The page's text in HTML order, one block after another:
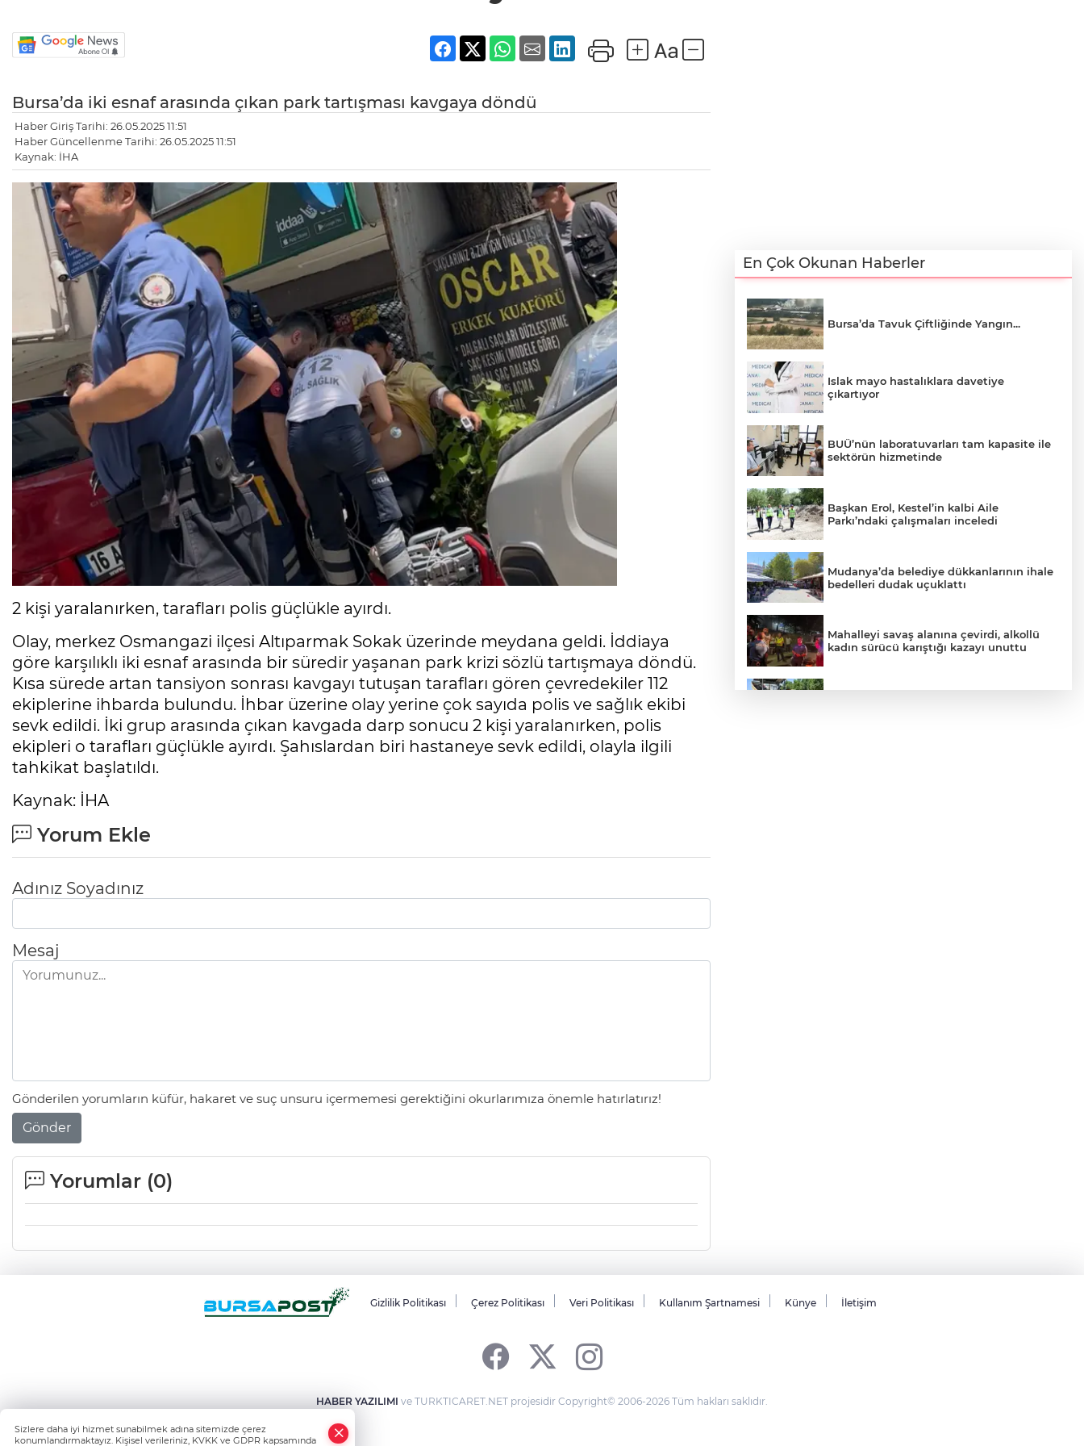
Bursa’da iki esnaf arasında çıkan park tartışması kavgaya döndü
Haber Giriş Tarihi: 26.05.2025 11:51
Haber Güncellenme Tarihi: 26.05.2025 11:51
Kaynak: İHA
2 kişi yaralanırken, tarafları polis güçlükle ayırdı.
Olay, merkez Osmangazi ilçesi Altıparmak Sokak üzerinde meydana geldi. İddiaya
göre karşılıklı iki esnaf arasında bir süredir yaşanan park krizi sözlü tartışmaya döndü.
Kısa sürede artan tansiyon sonrası kavgayı tutuşan tarafları gören çevredekiler 112
ekiplerine ihbarda bulundu. İhbar üzerine olay yerine çok sayıda polis ve sağlık ekibi
sevk edildi. İki grup arasında çıkan kavgada darp sonucu 2 kişi yaralanırken, polis
ekipleri o tarafları güçlükle ayırdı. Şahıslardan biri hastaneye sevk edildi, olayla ilgili
tahkikat başlatıldı.
Kaynak: İHA
Yorum Ekle
Adınız Soyadınız
Mesaj
Gönderilen yorumların küfür, hakaret ve suç unsuru içermemesi gerektiğini okurlarımıza önemle hatırlatırız!
Gönder
Yorumlar (0)
En Çok Okunan Haberler
Bursa’da Tavuk Çiftliğinde Yangın...
Islak mayo hastalıklara davetiye
çıkartıyor
BUÜ’nün laboratuvarları tam kapasite ile
sektörün hizmetinde
Başkan Erol, Kestel’in kalbi Aile
Parkı’ndaki çalışmaları inceledi
Mudanya’da belediye dükkanlarının ihale
bedelleri dudak uçuklattı
Mahalleyi savaş alanına çevirdi, alkollü
kadın sürücü karıştığı kazayı unuttu
Gizlilik Politikası Çerez Politikası Veri Politikası Kullanım Şartnamesi Künye İletişim
HABER YAZILIMI ve TURKTICARET.NET projesidir Copyright© 2006-2026 Tüm hakları saklıdır.
Sizlere daha iyi hizmet sunabilmek adına sitemizde çerez
konumlandırmaktayız. Kişisel verileriniz, KVKK ve GDPR kapsamında